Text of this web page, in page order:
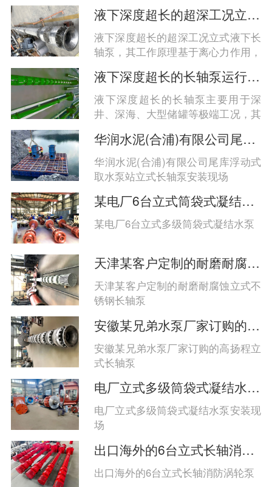
液下深度超长的超深工况立式液下长轴泵工作原理和技术核心
液下深度超长的超深工况立式液下长
轴泵，其工作原理基于离心力作用，
现液体的高效垂直输送；技术核心在
于分段式长轴结构、多级支承系统、
耐腐蚀材料与智能密封设计的协同优
化，以应对百米级液深带来的力学、
密封与耐久性挑战‌。
液下深度超长的长轴泵运行工况分析
液下深度超长的长轴泵主要用于深
井、深海、大型储罐等极端工况，其
设计、材料选型及系统匹配。综合来
看，‌超长液下深度（通常指超过30
米，可达80米至百米级）的长轴泵在
高扬程、耐腐蚀、抗振动和密封可靠
性方面面临更大挑战，需通过分段轴
系、多点支承、高性能材料与智能监
控协同保障长期稳定运行‌。
华润水泥(合浦)有限公司尾库浮动式取水泵站立式长轴泵安装现场
华润水泥(合浦)有限公司尾库浮动式
取水泵站立式长轴泵安装现场
某电厂6台立式筒袋式凝结水泵
某电厂6台立式多级筒袋式凝结水泵
天津某客户定制的耐磨耐腐蚀立式长轴泵
天津某客户定制的耐磨耐腐蚀立式不
锈钢长轴泵
安徽某兄弟水泵厂家订购的高扬程立式长轴泵
安徽某兄弟水泵厂家订购的高扬程立
式长轴泵
电厂立式多级筒袋式凝结水泵安装现场
电厂立式多级筒袋式凝结水泵安装现
场
出口海外的6台立式长轴消防涡轮泵
出口海外的6台立式长轴消防涡轮泵